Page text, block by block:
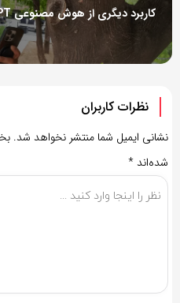
نظرات کاربران
نشانی ایمیل شما منتشر نخواهد شد.
شده‌اند *